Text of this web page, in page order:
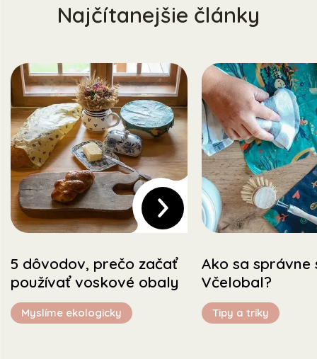
Najčítanejšie články
5 dôvodov, prečo začať
používať voskové obaly
Myslíme ekologicky
Ako sa
Včelobal?
Tipy a triky